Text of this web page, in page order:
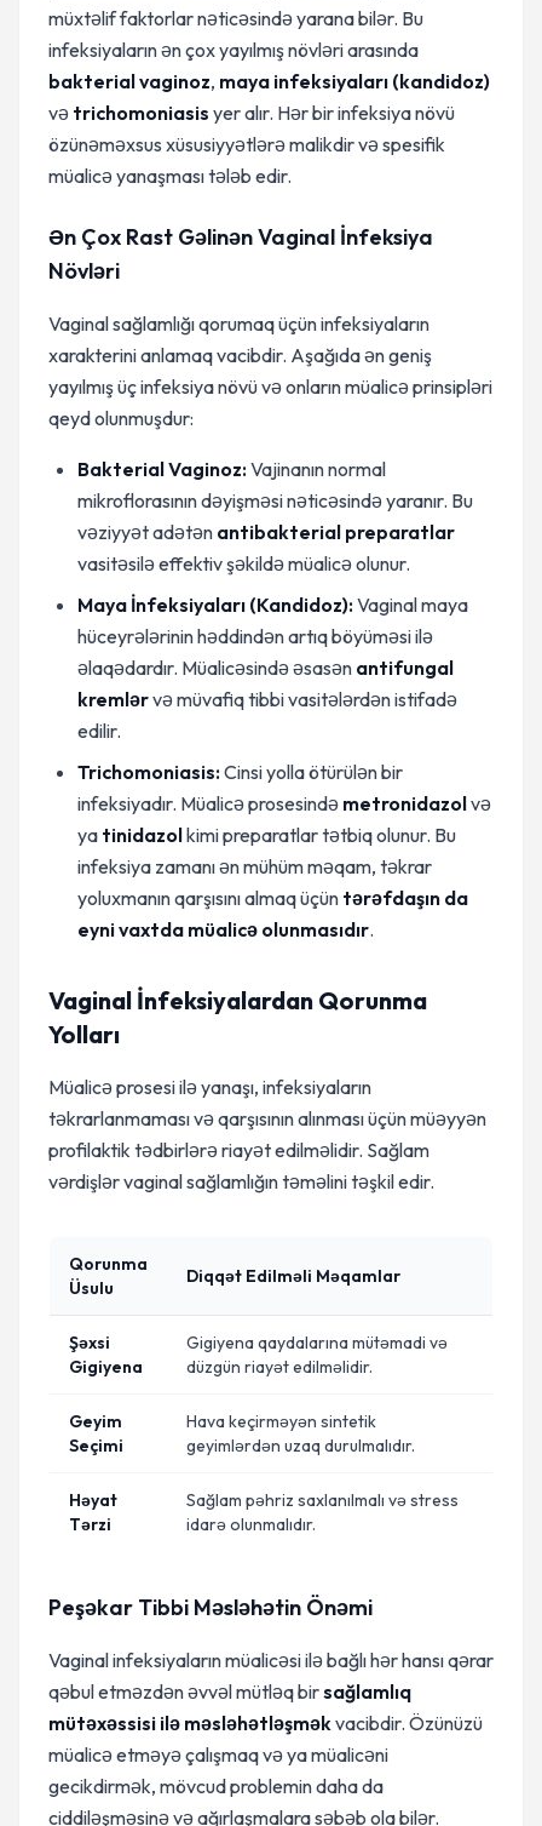
müxtəlif faktorlar nəticəsində yarana bilər. Bu
infeksiyaların ən çox yayılmış növləri arasında
bakterial vaginoz, maya infeksiyaları (kandidoz)
və trichomoniasis yer alır. Hər bir infeksiya növü
özünəməxsus xüsusiyyətlərə malikdir və spesifik
müalicə yanaşması tələb edir.
Ən Çox Rast Gəlinən Vaginal İnfeksiya
Növləri
Vaginal sağlamlığı qorumaq üçün infeksiyaların
xarakterini anlamaq vacibdir. Aşağıda ən geniş
yayılmış üç infeksiya növü və onların müalicə prinsipləri
qeyd olunmuşdur:
Bakterial Vaginoz:Vajinanın normal
mikroflorasının dəyişməsi nəticəsində yaranır. Bu
vəziyyət adətən antibakterial preparatlar
vasitəsilə effektiv şəkildə müalicə olunur.
Maya İnfeksiyaları (Kandidoz):Vaginal maya
hüceyrələrinin həddindən artıq böyüməsi ilə
əlaqədardır. Müalicəsində əsasən antifungal
kremlərvə müvafiq tibbi vasitələrdən istifadə
edilir.
Trichomoniasis:Cinsi yolla ötürülən bir
infeksiyadır. Müalicə prosesində metronidazolvə
ya tinidazolkimi preparatlar tətbiq olunur. Bu
infeksiya zamanı ən mühüm məqam, təkrar
yoluxmanın qarşısını almaq üçün tərəfdaşın da
eyni vaxtda müalicə olunmasıdır.
Vaginal İnfeksiyalardan Qorunma
Yolları
Müalicə prosesi ilə yanaşı, infeksiyaların
təkrarlanmaması və qarşısının alınması üçün müəyyən
profilaktik tədbirlərə riayət edilməlidir. Sağlam
vərdişlər vaginal sağlamlığın təməlini təşkil edir.
Qorunma
Üsulu
Diqqət Edilməli Məqamlar
Şəxsi
Gigiyena
Gigiyena qaydalarına mütəmadi və
düzgün riayət edilməlidir.
Geyim
Seçimi
Hava keçirməyən sintetik
geyimlərdən uzaq durulmalıdır.
Həyat
Tərzi
Sağlam pəhriz saxlanılmalı və stress
idarə olunmalıdır.
Peşəkar Tibbi Məsləhətin Önəmi
Vaginal infeksiyaların müalicəsi ilə bağlı hər hansı qərar
qəbul etməzdən əvvəl mütləq birsağlamlıq
mütəxəssisi ilə məsləhətləşməkvacibdir. Özünüzü
müalicə etməyə çalışmaq və ya müalicəni
gecikdirmək, mövcud problemin daha da
ciddiləşməsinə və ağırlaşmalara səbəb ola bilər.